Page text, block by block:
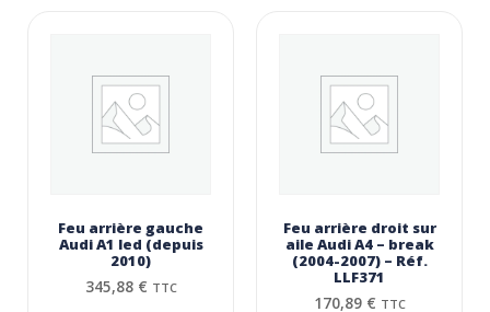
Feu arrière gauche
Audi A1 led (depuis
2010)
345,88 € TTC
Feu arrière droit sur
aile Audi A4 – break
(2004-2007) – Réf.
LLF371
170,89 € TTC